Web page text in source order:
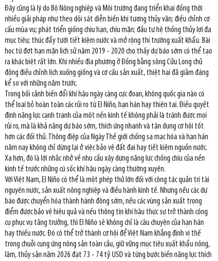
Đây cũng là lý do Bộ Nông nghiệp và Môi trường đang triển khai đồng thời
nhiều giải pháp như theo dõi sát diễn biến khí tượng thủy văn; điều chỉnh cơ
cấu mùa vụ; phát triển giống chịu hạn, chịu mặn; đầu tư hệ thống thủy lợi đa
mục tiêu; thúc đẩy tưới tiết kiệm nước và mở rộng thị trường xuất khẩu. Bài
học từ đợt hạn mặn lịch sử năm 2019 - 2020 cho thấy dự báo sớm có thể tạo
ra khác biệt rất lớn. Khi nhiều địa phương ở Đồng bằng sông Cửu Long chủ
động điều chỉnh lịch xuống giống và cơ cấu sản xuất, thiệt hại đã giảm đáng
kể so với những năm trước.
Trong bối cảnh biến đổi khí hậu ngày càng cực đoan, không quốc gia nào có
thể loại bỏ hoàn toàn các rủi ro từ El Niño, hạn hán hay thiên tai. Điều quyết
định năng lực cạnh tranh của một nền kinh tế không phải là tránh được mọi
rủi ro, mà là khả năng dự báo sớm, thích ứng nhanh và tận dụng cơ hội tốt
hơn các đối thủ. Thông điệp của Ngày Thế giới chống sa mạc hóa và hạn hán
năm nay không chỉ dừng lại ở việc bảo vệ đất đai hay tiết kiệm nguồn nước.
Xa hơn, đó là lời nhắc nhở về nhu cầu xây dựng năng lực chống chịu của nền
kinh tế trước những cú sốc khí hậu ngày càng thường xuyên.
Với Việt Nam, El Niño có thể là một phép thử lớn đối với công tác quản trị tài
nguyên nước, sản xuất nông nghiệp và điều hành kinh tế. Nhưng nếu các dự
báo được chuyển hóa thành hành động sớm, nếu các vùng sản xuất trọng
điểm được bảo vệ hiệu quả và nếu thông tin khí hậu thực sự trở thành công
cụ phục vụ tăng trưởng, thì El Niño sẽ không chỉ là câu chuyện của hạn hán
hay thiếu nước. Đó có thể trở thành cơ hội để Việt Nam khẳng định vị thế
trong chuỗi cung ứng nông sản toàn cầu, giữ vững mục tiêu xuất khẩu nông,
lâm, thủy sản năm 2026 đạt 73 - 74 tỷ USD và từng bước biến năng lực thích